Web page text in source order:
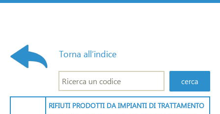
Torna all’indice
RIFIUTI PRODOTTI DA IMPIANTI DI TRATTAMENTO